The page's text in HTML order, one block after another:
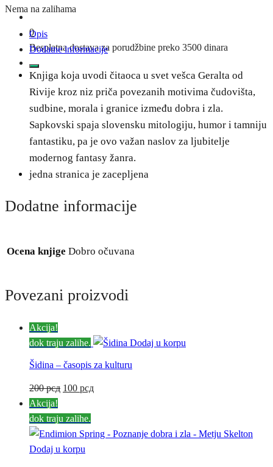
0
Besplatna dostava za porudžbine preko 3500 dinara
Nema na zalihama
Opis
Dodatne informacije
Knjiga koja uvodi čitaoca u svet vešca Geralta od
Rivije kroz niz priča povezanih motivima čudovišta,
sudbine, morala i granice između dobra i zla.
Sapkovski spaja slovensku mitologiju, humor i tamniju
fantastiku, pa je ovo važan naslov za ljubitelje
modernog fantasy žanra.
jedna stranica je zacepljena
Dodatne informacije
Ocena knjige Dobro očuvana
Povezani proizvodi
Akcija!
dok traju zalihe.
Dodaj u korpu
Šidina – časopis za kulturu
200рсд Originalna
je
bila:
200 рсд.
100 рсдTrenutna
100 рсд.
Akcija!
dok traju zalihe.
Dodaj u korpu